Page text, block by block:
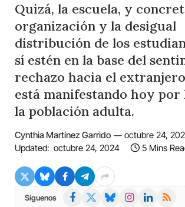
Quizá, la escuela, y
organización y la desigual
distribución de los
sí estén en la base del
rechazo hacia el
está manifestando hoy
la población adulta.
Cynthia Martínez Garrido
octubre 24,
Updated: octubre 24, 2024 5 Mins
Síguenos Facebook BlueskyInstagramLinkedIn
RSS